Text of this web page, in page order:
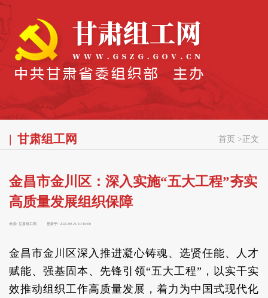
甘肃组工网 首页 > 正文
金昌市金川区：深入实施“五大工程”夯实
高质量发展组织保障
来源: 甘肃组工网 更新于: 2025-09-26 10:10:00
金昌市金川区深入推进凝心铸魂、选贤任能、人才
赋能、强基固本、先锋引领“五大工程”，以实干实
效推动组织工作高质量发展，着力为中国式现代化